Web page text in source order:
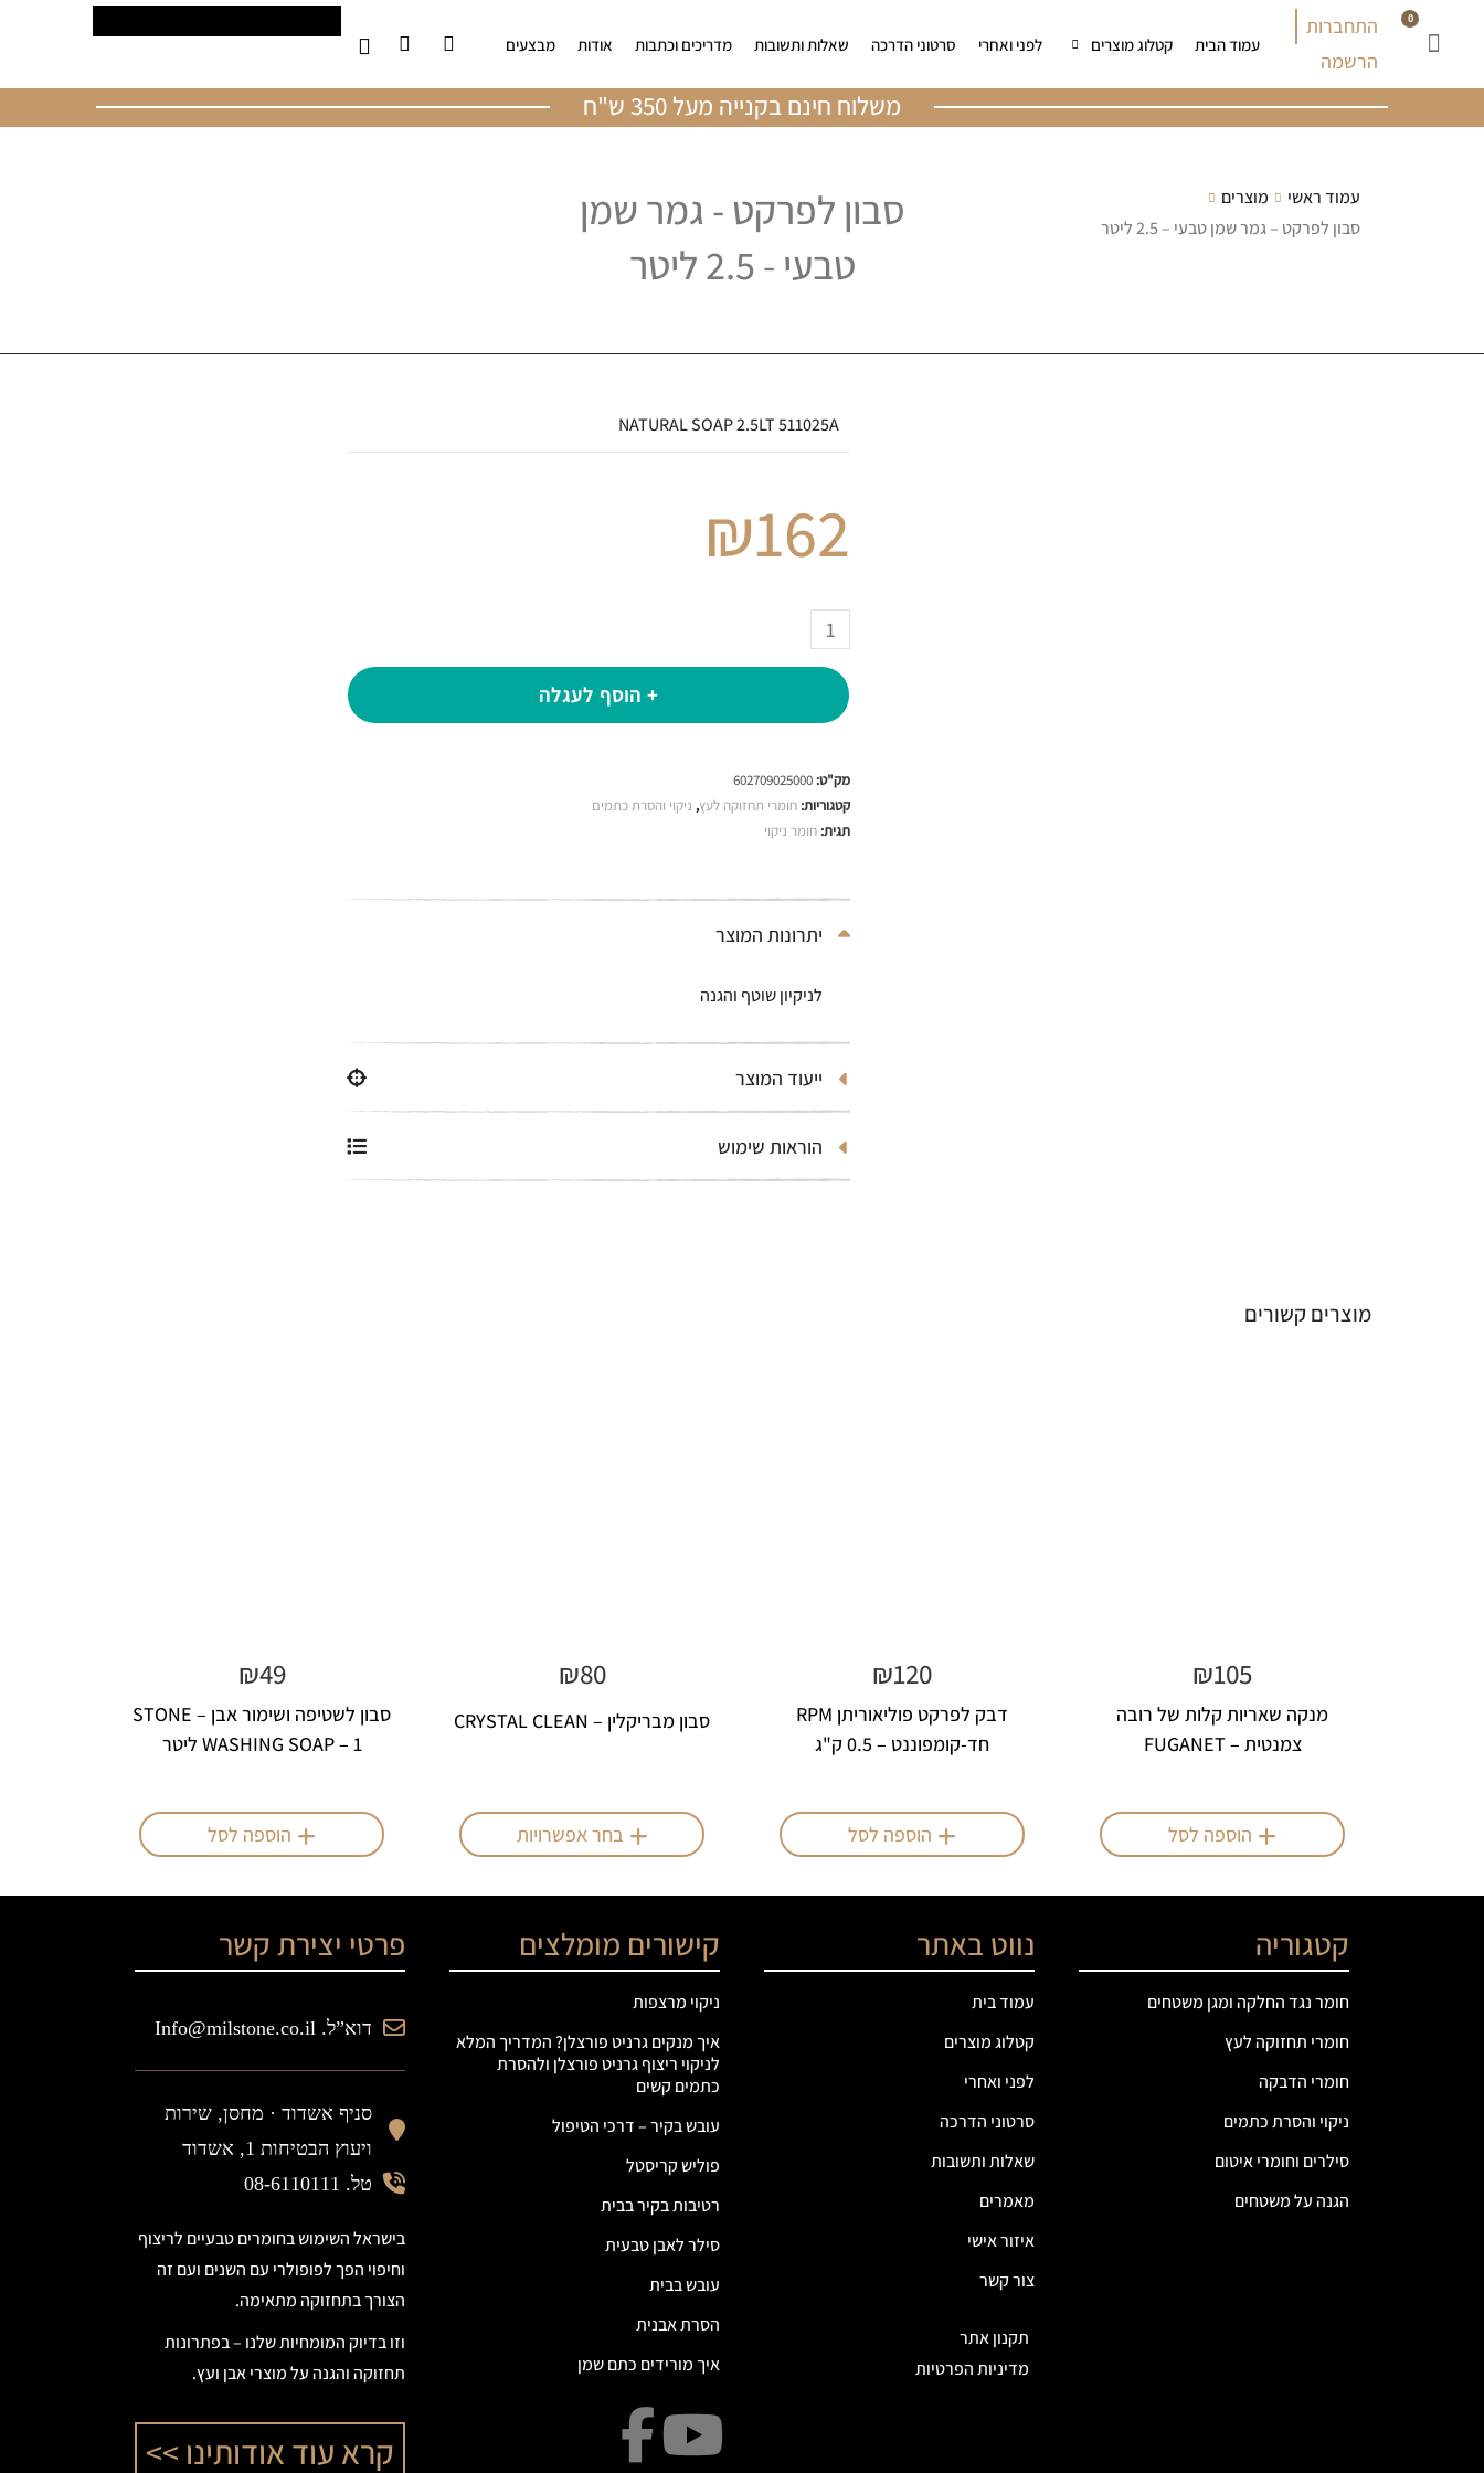
0
התחברות
הרשמה
עמוד הבית קטלוג מוצרים לפני ואחרי סרטוני הדרכה שאלות ותשובות מדריכים וכתבות אודות מבצעים
משלוח חינם בקנייה מעל 350 ש"ח
עמוד ראשי
מוצרים
סבון לפרקט – גמר שמן טבעי – 2.5 ליטר
סבון לפרקט - גמר שמן
טבעי - 2.5 ליטר
NATURAL SOAP 2.5LT 511025A
₪162
+ הוסף לעגלה
מק"ט: 602709025000
קטגוריות: חומרי תחזוקה לעץ, ניקוי והסרת כתמים
תגית: חומר ניקוי
יתרונות המוצר
לניקיון שוטף והגנה
ייעוד המוצר
הוראות שימוש
מוצרים קשורים
מנקה שאריות קלות של רובה
צמנטית – FUGANET
₪105
הוספה לסל
דבק לפרקט פוליאוריתן RPM
חד-קומפוננט – 0.5 ק"ג
₪120
הוספה לסל
סבון מבריקלין – CRYSTAL CLEAN
₪80
בחר אפשרויות
סבון לשטיפה ושימור אבן – STONE
WASHING SOAP – 1 ליטר
₪49
הוספה לסל
קטגוריה
חומר נגד החלקה ומגן משטחים
חומרי תחזוקה לעץ
חומרי הדבקה
ניקוי והסרת כתמים
סילרים וחומרי איטום
הגנה על משטחים
נווט באתר
עמוד בית
קטלוג מוצרים
לפני ואחרי
סרטוני הדרכה
שאלות ותשובות
מאמרים
איזור אישי
צור קשר
תקנון אתר
מדיניות הפרטיות
קישורים מומלצים
ניקוי מרצפות
איך מנקים גרניט פורצלן? המדריך המלא
לניקוי ריצוף גרניט פורצלן ולהסרת
כתמים קשים
עובש בקיר – דרכי הטיפול
פוליש קריסטל
רטיבות בקיר בבית
סילר לאבן טבעית
עובש בבית
הסרת אבנית
איך מורידים כתם שמן
פרטי יצירת קשר
דוא”ל. Info@milstone.co.il
סניף אשדוד · מחסן, שירות
ויעוץ הבטיחות 1, אשדוד
טל. 08-6110111
בישראל השימוש בחומרים טבעיים לריצוף
וחיפוי הפך לפופולרי עם השנים ועם זה
הצורך בתחזוקה מתאימה.
וזו בדיוק המומחיות שלנו – בפתרונות
תחזוקה והגנה על מוצרי אבן ועץ.
קרא עוד אודותינו >>